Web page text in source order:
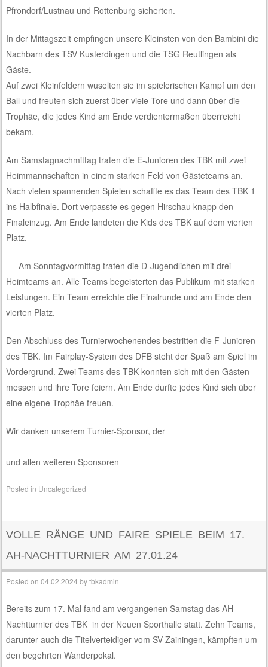
Pfrondorf/Lustnau und Rottenburg sicherten.
In der Mittagszeit empfingen unsere Kleinsten von den Bambini die
Nachbarn des TSV Kusterdingen und die TSG Reutlingen als
Gäste.
Auf zwei Kleinfeldern wuselten sie im spielerischen Kampf um den
Ball und freuten sich zuerst über viele Tore und dann über die
Trophäe, die jedes Kind am Ende verdientermaßen überreicht
bekam.
Am Samstagnachmittag traten die E-Junioren des TBK mit zwei
Heimmannschaften in einem starken Feld von Gästeteams an.
Nach vielen spannenden Spielen schaffte es das Team des TBK 1
ins Halbfinale. Dort verpasste es gegen Hirschau knapp den
Finaleinzug. Am Ende landeten die Kids des TBK auf dem vierten
Platz.
Am Sonntagvormittag traten die D-Jugendlichen mit drei
Heimteams an. Alle Teams begeisterten das Publikum mit starken
Leistungen. Ein Team erreichte die Finalrunde und am Ende den
vierten Platz.
Den Abschluss des Turnierwochenendes bestritten die F-Junioren
des TBK. Im Fairplay-System des DFB steht der Spaß am Spiel im
Vordergrund. Zwei Teams des TBK konnten sich mit den Gästen
messen und ihre Tore feiern. Am Ende durfte jedes Kind sich über
eineeigene Trophäe freuen.
Wir danken unserem Turnier-Sponsor, der
und allen weiteren Sponsoren
Posted in Uncategorized
VOLLE RÄNGE UND FAIRE SPIELE BEIM 17.
AH-NACHTTURNIER AM 27.01.24
Posted on04.02.2024 bytbkadmin
Bereits zum 17. Mal fand am vergangenen Samstag das AH-
Nachtturnier des TBK in der Neuen Sporthalle statt. Zehn Teams,
darunter auch die Titelverteidiger vom SV Zainingen, kämpften um
den begehrten Wanderpokal.